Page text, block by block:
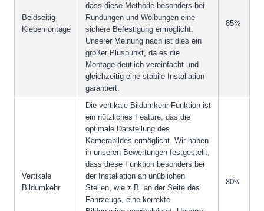
Beidseitig
Klebemontage
dass diese Methode besonders bei
Rundungen und Wölbungen eine
sichere Befestigung ermöglicht.
Unserer Meinung nach ist dies ein
großer Pluspunkt, da es die
Montage deutlich vereinfacht und
gleichzeitig eine stabile Installation
garantiert.
85%
Vertikale
Bildumkehr
Die vertikale Bildumkehr-Funktion ist
ein nützliches Feature, das die
optimale Darstellung des
Kamerabildes ermöglicht. Wir haben
in unseren Bewertungen festgestellt,
dass diese Funktion besonders bei
der Installation an unüblichen
Stellen, wie z.B. an der Seite des
Fahrzeugs, eine korrekte
80%